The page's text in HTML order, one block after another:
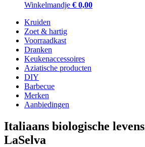
Winkelmandje € 0,00
Kruiden
Zoet & hartig
Voorraadkast
Dranken
Keukenaccessoires
Aziatische producten
DIY
Barbecue
Merken
Aanbiedingen
Italiaans biologische
LaSelva